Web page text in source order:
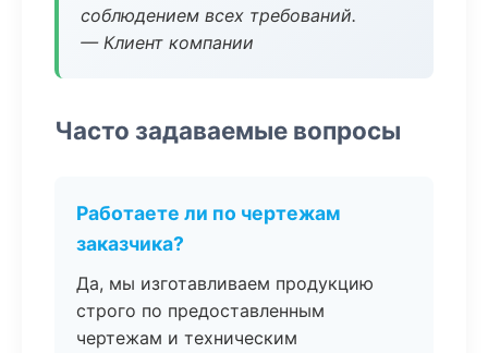
соблюдением всех требований.
— Клиент компании
Часто задаваемые вопросы
Работаете ли по чертежам
заказчика?
Да, мы изготавливаем продукцию
строго по предоставленным
чертежам и техническим